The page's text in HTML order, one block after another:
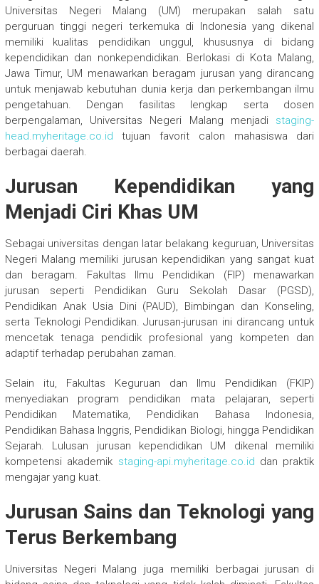
Universitas Negeri Malang (UM) merupakan salah satu
perguruan tinggi negeri terkemuka di Indonesia yang dikenal
memiliki kualitas pendidikan unggul, khususnya di bidang
kependidikan dan nonkependidikan. Berlokasi di Kota Malang,
Jawa Timur, UM menawarkan beragam jurusan yang dirancang
untuk menjawab kebutuhan dunia kerja dan perkembangan ilmu
pengetahuan. Dengan fasilitas lengkap serta dosen
berpengalaman, Universitas Negeri Malang menjadi staging-
head.myheritage.co.id tujuan favorit calon mahasiswa dari
berbagai daerah.
Jurusan Kependidikan yang
Menjadi Ciri Khas UM
Sebagai universitas dengan latar belakang keguruan, Universitas
Negeri Malang memiliki jurusan kependidikan yang sangat kuat
dan beragam. Fakultas Ilmu Pendidikan (FIP) menawarkan
jurusan seperti Pendidikan Guru Sekolah Dasar (PGSD),
Pendidikan Anak Usia Dini (PAUD), Bimbingan dan Konseling,
serta Teknologi Pendidikan. Jurusan-jurusan ini dirancang untuk
mencetak tenaga pendidik profesional yang kompeten dan
adaptif terhadap perubahan zaman.
Selain itu, Fakultas Keguruan dan Ilmu Pendidikan (FKIP)
menyediakan program pendidikan mata pelajaran, seperti
Pendidikan Matematika, Pendidikan Bahasa Indonesia,
Pendidikan Bahasa Inggris, Pendidikan Biologi, hingga Pendidikan
Sejarah. Lulusan jurusan kependidikan UM dikenal memiliki
kompetensi akademik staging-api.myheritage.co.id dan praktik
mengajar yang kuat.
Jurusan Sains dan Teknologi yang
Terus Berkembang
Universitas Negeri Malang juga memiliki berbagai jurusan di